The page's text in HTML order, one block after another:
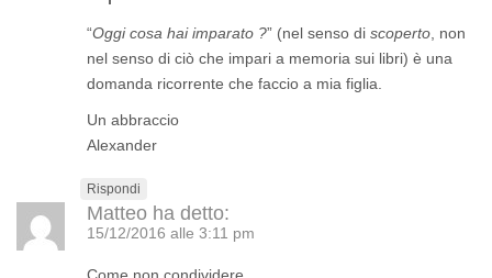
“Oggi cosa hai imparato ?” (nel senso di scoperto , non
nel senso di ciò che impari a memoria sui libri) è una
domanda ricorrente che faccio a mia figlia.
Un abbraccio
Alexander
Rispondi
Matteo ha detto:
15/12/2016 alle 3:11 pm
Come non condividere.